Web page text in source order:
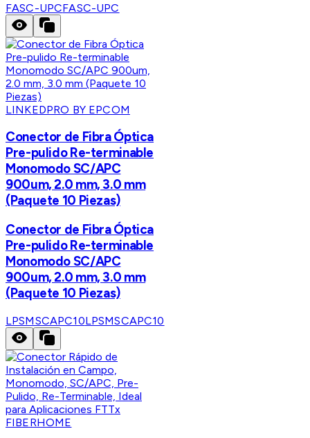
FASC-UPCFASC-UPC
LINKEDPRO BY EPCOM
Conector de Fibra Óptica
Pre-pulido Re-terminable
Monomodo SC/APC
900um, 2.0 mm, 3.0 mm
(Paquete 10 Piezas)
Conector de Fibra Óptica
Pre-pulido Re-terminable
Monomodo SC/APC
900um, 2.0 mm, 3.0 mm
(Paquete 10 Piezas)
LPSMSCAPC10LPSMSCAPC10
FIBERHOME